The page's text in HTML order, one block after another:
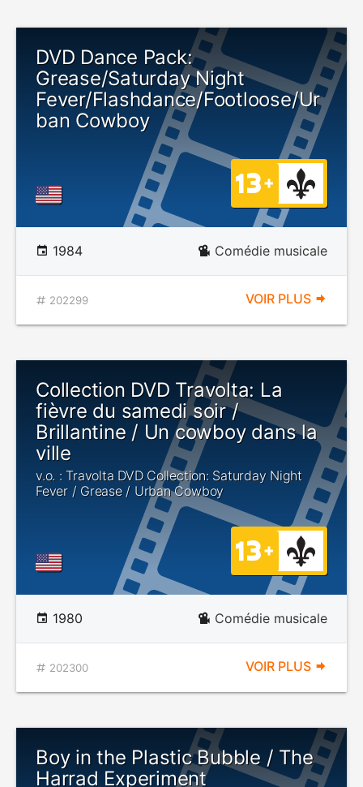
DVD Dance Pack:
Grease/Saturday Night
Fever/Flashdance/Footloose/Ur
ban Cowboy
1984 Comédie musicale
202299 VOIR PLUS
Collection DVD Travolta: La
fièvre du samedi soir /
Brillantine / Un cowboy dans la
ville
v.o. : Travolta DVD Collection: Saturday Night
Fever / Grease / Urban Cowboy
1980 Comédie musicale
202300 VOIR PLUS
Boy in the Plastic Bubble / The
Harrad Experiment